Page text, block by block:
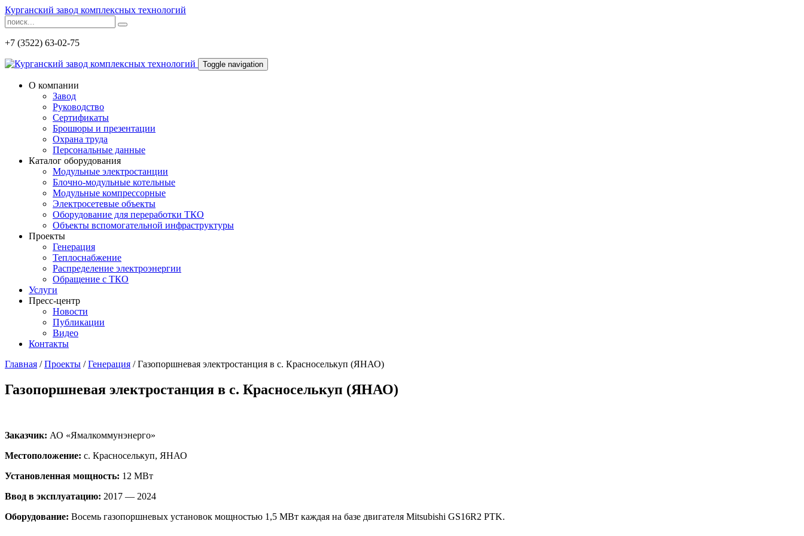
Курганский завод комплексных технологий
+7 (3522) 63-02-75
Toggle navigation
О компании
Завод
Руководство
Сертификаты
Брошюры и презентации
Охрана труда
Персональные данные
Каталог оборудования
Модульные электростанции
Блочно-модульные котельные
Модульные компрессорные
Электросетевые объекты
Оборудование для переработки ТКО
Объекты вспомогательной инфраструктуры
Проекты
Генерация
Теплоснабжение
Распределение электроэнергии
Обращение с ТКО
Услуги
Пресс-центр
Новости
Публикации
Видео
Контакты
Главная / Проекты / Генерация / Газопоршневая электростанция в с. Красноселькуп (ЯНАО)
Газопоршневая электростанция в с. Красноселькуп (ЯНАО)
Заказчик: АО «Ямалкоммунэнерго»
Местоположение: с. Красноселькуп, ЯНАО
Установленная мощность: 12 МВт
Ввод в эксплуатацию: 2017 — 2024
Оборудование: Восемь газопоршневых установок мощностью 1,5 МВт каждая на базе двигателя Mitsubishi GS16R2 PTK.